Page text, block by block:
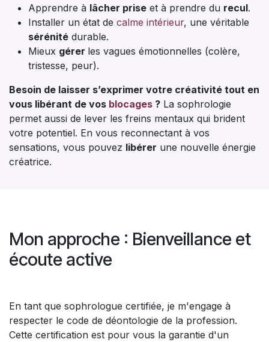
Apprendre à lâcher prise et à prendre du recul.
Installer un état de calme intérieur, une véritable
sérénité durable.
Mieux gérer les vagues émotionnelles (colère,
tristesse, peur).
Besoin de laisser s’exprimer votre créativité tout en
vous libérant de vos blocages ? La sophrologie
permet aussi de lever les freins mentaux qui brident
votre potentiel. En vous reconnectant à vos
sensations, vous pouvez libérer une nouvelle énergie
créatrice.
Mon approche : Bienveillance et
écoute active
En tant que sophrologue certifiée, je m'engage à
respecter le code de déontologie de la profession.
Cette certification est pour vous la garantie d'un